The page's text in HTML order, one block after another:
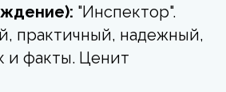
"Инспектор".
практичный, надежный,
и факты. Ценит